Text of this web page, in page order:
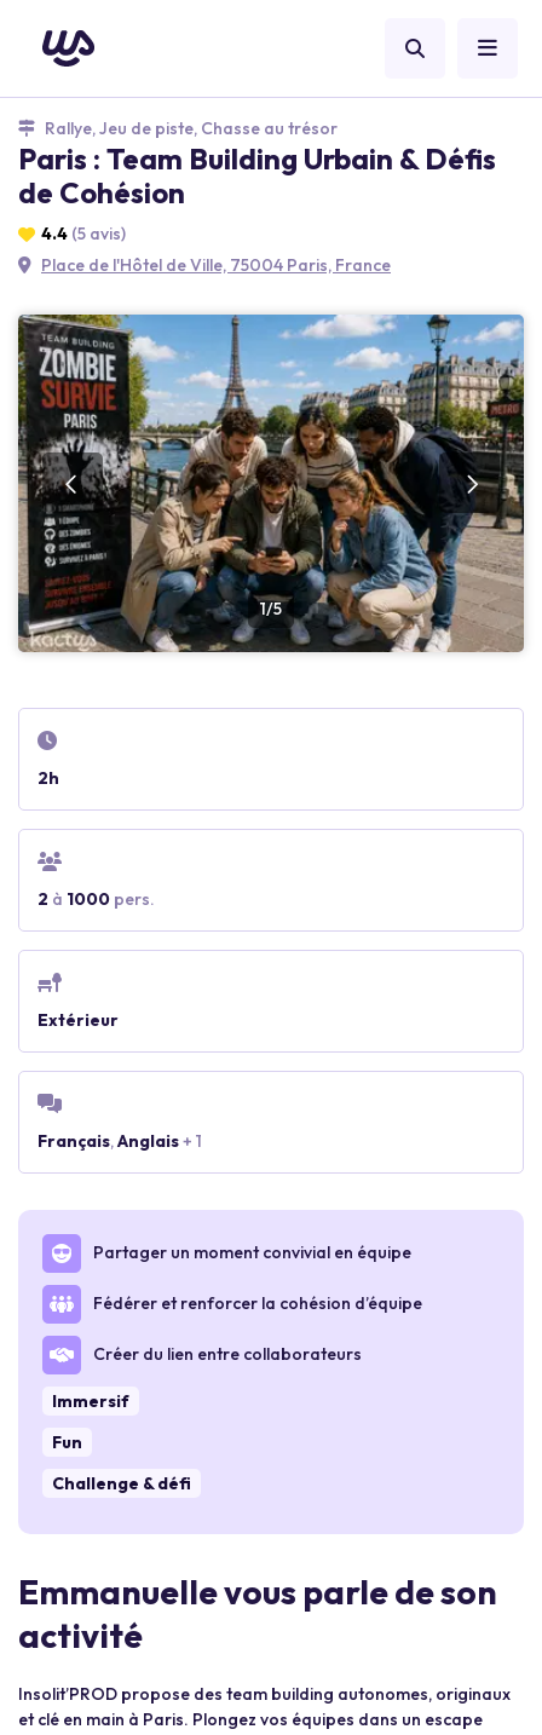
Rallye, Jeu de piste, Chasse au trésor
Paris : Team Building Urbain & Défis
de Cohésion
4.4 (5 avis)
Place de l'Hôtel de Ville, 75004 Paris, France
1/5
2h
2 à 1000 pers.
Extérieur
Français,Anglais+ 1
Partager un moment convivial en équipe
Fédérer et renforcer la cohésion d’équipe
Créer du lien entre collaborateurs
Immersif
Fun
Challenge & défi
Emmanuelle vous parle de son
activité
Insolit’PROD propose des team building autonomes, originaux
et clé en main à Paris. Plongez vos équipes dans un escape